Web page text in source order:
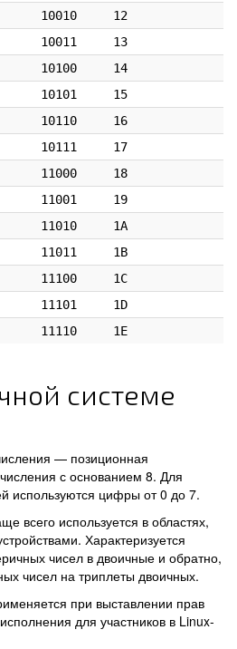
10010
12
10011
13
10100
14
10101
15
10110
16
10111
17
11000
18
11001
19
11010
1A
11011
1B
11100
1C
11101
1D
11110 1E
системе
— позиционная
с основанием 8. Для
используются цифры от 0 до 7.
всего используется в областях,
Характеризуется
чисел в двоичные и обратно,
чисел на триплеты двоичных.
при выставлении прав
для участников в Linux-